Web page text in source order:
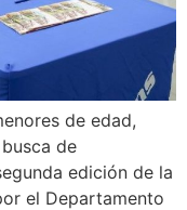
de edad,
de
edición de la
el Departamento